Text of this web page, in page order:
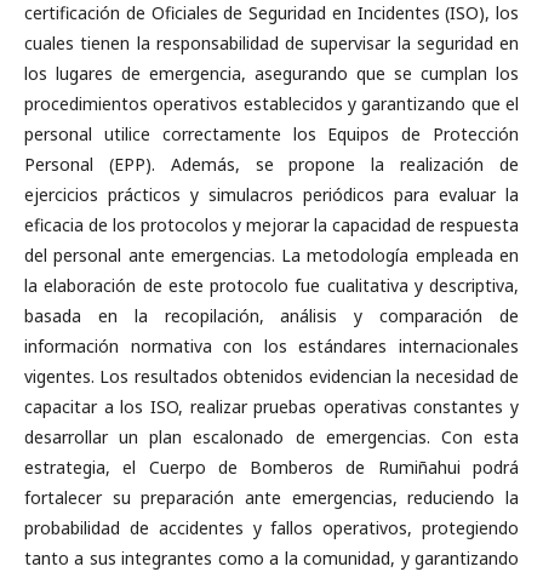
certificación de Oficiales de Seguridad en Incidentes (ISO), los
cuales tienen la responsabilidad de supervisar la seguridad en
los lugares de emergencia, asegurando que se cumplan los
procedimientos operativos establecidos y garantizando que el
personal utilice correctamente los Equipos de Protección
Personal (EPP). Además, se propone la realización de
ejercicios prácticos y simulacros periódicos para evaluar la
eficacia de los protocolos y mejorar la capacidad de respuesta
del personal ante emergencias. La metodología empleada en
la elaboración de este protocolo fue cualitativa y descriptiva,
basada en la recopilación, análisis y comparación de
información normativa con los estándares internacionales
vigentes. Los resultados obtenidos evidencian la necesidad de
capacitar a los ISO, realizar pruebas operativas constantes y
desarrollar un plan escalonado de emergencias. Con esta
estrategia, el Cuerpo de Bomberos de Rumiñahui podrá
fortalecer su preparación ante emergencias, reduciendo la
probabilidad de accidentes y fallos operativos, protegiendo
tanto a sus integrantes como a la comunidad, y garantizando